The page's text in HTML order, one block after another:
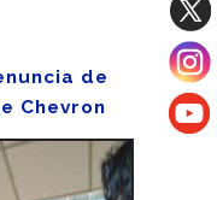
de
Chevron